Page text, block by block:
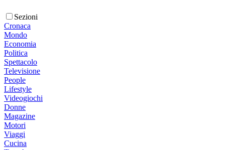
Sezioni
Cronaca
Mondo
Economia
Politica
Spettacolo
Televisione
People
Lifestyle
Videogiochi
Donne
Magazine
Motori
Viaggi
Cucina